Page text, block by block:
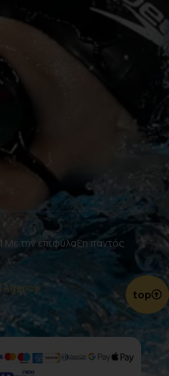
| Με την επιφύλαξη παντός
Agency. top